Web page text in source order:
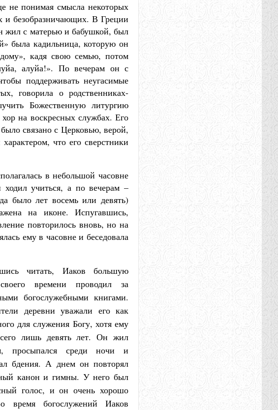
не понимая смысла некоторых
и безобразничающих. В Греции
жил с матерью и бабушкой, был
была кадильница, которую он
кадя свою семью, потом
алуйа!». По вечерам он с
поддерживать неугасимые
говорила о родственниках-
Божественную литургию
на воскресных службах. Его
связано с Церковью, верой,
что его сверстники
в небольшой часовне
учиться, а по вечерам –
было лет восемь или девять)
на иконе. Испугавшись,
повторилось вновь, но на
ему в часовне и беседовала
читать, Иаков большую
времени проводил за
богослужебными книгами.
деревни уважали его как
для служения Богу, хотя ему
лишь девять лет. Он жил
просыпался среди ночи и
бдения. А днем он повторял
канон и гимны. У него был
голос, и он очень хорошо
время богослужений Иаков